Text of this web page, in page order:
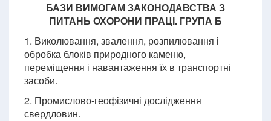
БАЗИ ВИМОГАМ ЗАКОНОДАВСТВА З
ПИТАНЬ ОХОРОНИ ПРАЦІ. ГРУПА Б
1. Виколювання, звалення, розпилювання і
обробка блоків природного каменю,
переміщення і навантаження їх в транспортні
засоби.
2. Промислово-геофізичні дослідження
свердловин.